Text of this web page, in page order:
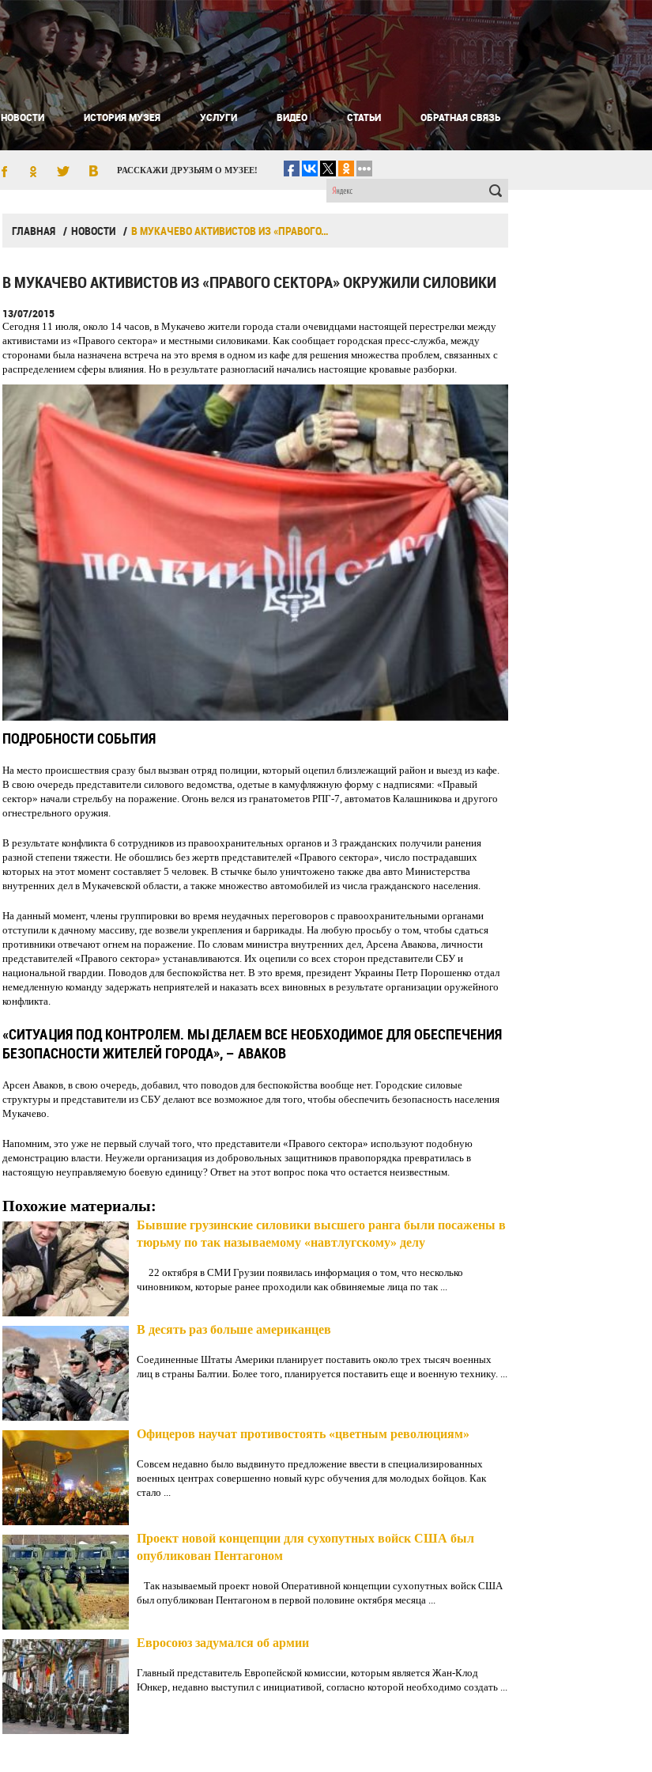
НОВОСТИ ИСТОРИЯ МУЗЕЯ УСЛУГИ ВИДЕО СТАТЬИ ОБРАТНАЯ СВЯЗЬ
РАССКАЖИ ДРУЗЬЯМ О МУЗЕЕ!
ГЛАВНАЯ НОВОСТИ В МУКАЧЕВО АКТИВИСТОВ ИЗ «ПРАВОГО…
В МУКАЧЕВО АКТИВИСТОВ ИЗ «ПРАВОГО СЕКТОРА» ОКРУЖИЛИ СИЛОВИКИ
13/07/2015
Сегодня 11 июля, около 14 часов, в Мукачево жители города стали очевидцами настоящей перестрелки между
активистами из «Правого сектора» и местными силовиками. Как сообщает городская пресс-служба, между
сторонами была назначена встреча на это время в одном из кафе для решения множества проблем, связанных с
распределением сферы влияния. Но в результате разногласий начались настоящие кровавые разборки.
ПОДРОБНОСТИ СОБЫТИЯ
На место происшествия сразу был вызван отряд полиции, который оцепил близлежащий район и выезд из кафе.
В свою очередь представители силового ведомства, одетые в камуфляжную форму с надписями: «Правый
сектор» начали стрельбу на поражение. Огонь велся из гранатометов РПГ-7, автоматов Калашникова и другого
огнестрельного оружия.
В результате конфликта 6 сотрудников из правоохранительных органов и 3 гражданских получили ранения
разной степени тяжести. Не обошлись без жертв представителей «Правого сектора», число пострадавших
которых на этот момент составляет 5 человек. В стычке было уничтожено также два авто Министерства
внутренних дел в Мукачевской области, а также множество автомобилей из числа гражданского населения.
На данный момент, члены группировки во время неудачных переговоров с правоохранительными органами
отступили к дачному массиву, где возвели укрепления и баррикады. На любую просьбу о том, чтобы сдаться
противники отвечают огнем на поражение. По словам министра внутренних дел, Арсена Авакова, личности
представителей «Правого сектора» устанавливаются. Их оцепили со всех сторон представители СБУ и
национальной гвардии. Поводов для беспокойства нет. В это время, президент Украины Петр Порошенко отдал
немедленную команду задержать неприятелей и наказать всех виновных в результате организации оружейного
конфликта.
«СИТУАЦИЯ ПОД КОНТРОЛЕМ. МЫ ДЕЛАЕМ ВСЕ НЕОБХОДИМОЕ ДЛЯ ОБЕСПЕЧЕНИЯ
БЕЗОПАСНОСТИ ЖИТЕЛЕЙ ГОРОДА», – АВАКОВ
Арсен Аваков, в свою очередь, добавил, что поводов для беспокойства вообще нет. Городские силовые
структуры и представители из СБУ делают все возможное для того, чтобы обеспечить безопасность населения
Мукачево.
Напомним, это уже не первый случай того, что представители «Правого сектора» используют подобную
демонстрацию власти. Неужели организация из добровольных защитников правопорядка превратилась в
настоящую неуправляемую боевую единицу? Ответ на этот вопрос пока что остается неизвестным.
Похожие материалы:
Бывшие грузинские силовики высшего ранга были посажены в
тюрьму по так называемому «навтлугскому» делу
22 октября в СМИ Грузии появилась информация о том, что несколько
чиновником, которые ранее проходили как обвиняемые лица по так ...
В десять раз больше американцев
Соединенные Штаты Америки планирует поставить около трех тысяч военных
лиц в страны Балтии. Более того, планируется поставить еще и военную технику. ...
Офицеров научат противостоять «цветным революциям»
Совсем недавно было выдвинуто предложение ввести в специализированных
военных центрах совершенно новый курс обучения для молодых бойцов. Как
стало ...
Проект новой концепции для сухопутных войск США был
опубликован Пентагоном
Так называемый проект новой Оперативной концепции сухопутных войск США
был опубликован Пентагоном в первой половине октября месяца ...
Евросоюз задумался об армии
Главный представитель Европейской комиссии, которым является Жан-Клод
Юнкер, недавно выступил с инициативой, согласно которой необходимо создать ...